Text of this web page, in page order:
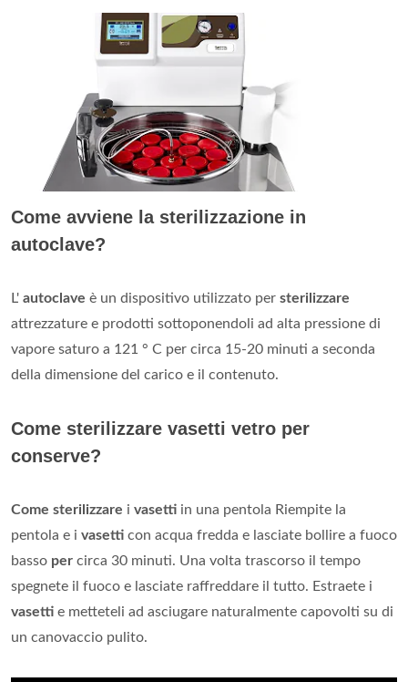
Come avviene la sterilizzazione in
autoclave?
L' autoclave è un dispositivo utilizzato per sterilizzare
attrezzature e prodotti sottoponendoli ad alta pressione di
vapore saturo a 121 ° C per circa 15-20 minuti a seconda
della dimensione del carico e il contenuto.
Come sterilizzare vasetti vetro per
conserve?
Come sterilizzare i vasetti in una pentola Riempite la
pentola e i vasetti con acqua fredda e lasciate bollire a fuoco
basso per circa 30 minuti. Una volta trascorso il tempo
spegnete il fuoco e lasciate raffreddare il tutto. Estraete i
vasetti e metteteli ad asciugare naturalmente capovolti su di
un canovaccio pulito.